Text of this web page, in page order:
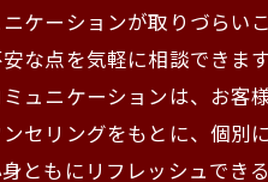
ケーションが取りづらい
な点を気軽に相談できま
ュニケーションは、お客
セリングをもとに、個別
ともにリフレッシュでき